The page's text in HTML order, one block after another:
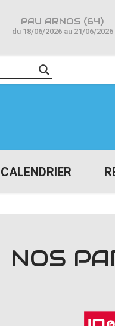
CALENDRIER
PAU ARNOS (64)
du 18/06/2026 au 21/06/2026
NOS